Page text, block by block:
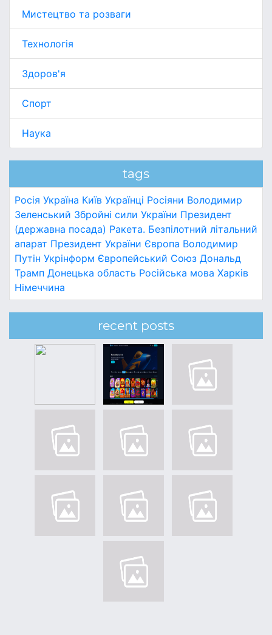
Мистецтво та розваги
Технологія
Здоров'я
Спорт
Наука
tags
Росія Україна Київ Українці Росіяни Володимир
Зеленський Збройні сили України Президент
(державна посада) Ракета. Безпілотний літальний
апарат Президент України Європа Володимир
Путін Укрінформ Європейський Союз Дональд
Трамп Донецька область Російська мова Харків
Німеччина
recent posts